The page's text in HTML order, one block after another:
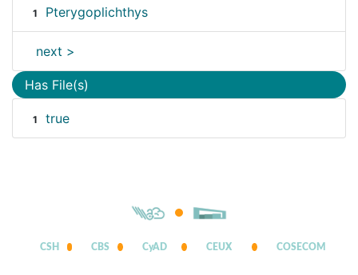
1 Pterygoplichthys
next >
Has File(s)
1 true
CSH CBS CyAD CEUX COSECOM